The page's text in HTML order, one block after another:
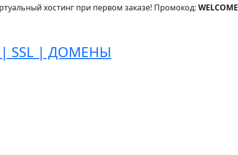
хостинг при первом заказе! Промокод: WELCOME
| SSL | ДОМЕНЫ